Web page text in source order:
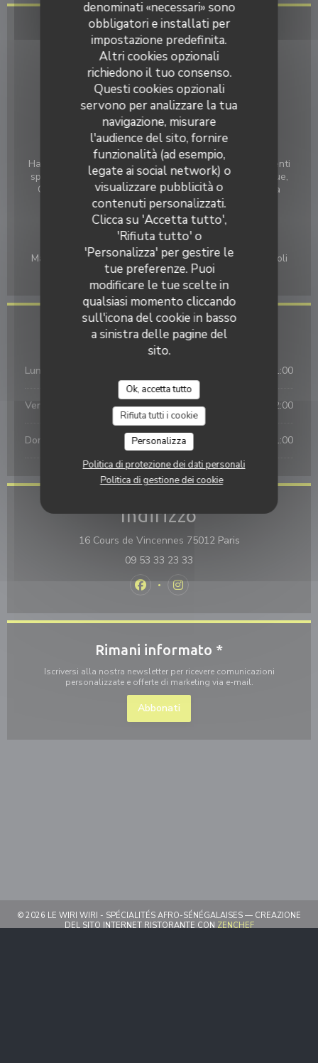
denominati «necessari» sono
obbligatori e installati per
impostazione predefinita.
Altri cookies opzionali
richiedono il tuo consenso.
Questi cookies opzionali
servono per analizzare la tua
navigazione, misurare
l'audience del sito, fornire
funzionalità (ad esempio,
legate ai social network) o
visualizzare pubblicità o
contenuti personalizzati.
Clicca su 'Accetta tutto',
'Rifiuta tutto' o
'Personalizza' per gestire le
tue preferenze. Puoi
modificare le tue scelte in
qualsiasi momento cliccando
sull'icona del cookie in basso
a sinistra delle pagine del
sito.
Ok, accetta tutto
Rifiuta tutti i cookie
Personalizza
Politica di protezione dei dati personali
Politica di gestione dei cookie
Informazioni pratiche
Cucina
Senegalese, Africano
Tipologia
Ristorante Africano
Servizi
Halal, Proiettore, Servizio continuo, Trasmissione di eventi
sportivi, Il wifi gratuito, Widescreen, menu in varie lingue,
Camera con aria condizionata, Recapito, parcheggio a
pagamento, Takeaways
Metodo di pagamento
Basta mangiare, Contactless Payment, Buoni pasto,
Maestro, American Express, Eurocard / Mastercard, Titoli
Restaurant, Contanti, Visa, Bancomat
Orari
Lun 12:00 - 01:00
Ven 12:00 - 02:00
Domenica 17:00 - 01:00
Indirizzo
16 Cours de Vincennes 75012 Paris((apre una
09 53 33 23 33
Facebook ((apre una nuova
Instagram ((apre una nuova
Rimani informato *
Iscriversi alla nostra newsletter per ricevere comunicazioni
personalizzate e offerte di marketing via e-mail.
Abbonati
© 2026 LE WIRI WIRI - SPÉCIALITÉS AFRO-SÉNÉGALAISES — CREAZIONE
DEL SITO INTERNET RISTORANTE CONZENCHEF((APRE UNA